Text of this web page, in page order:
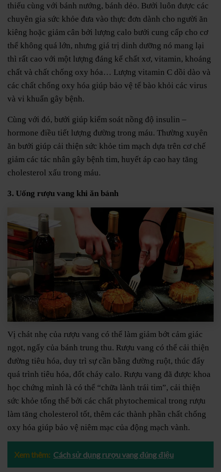
thiếu cùng với bánh nướng, bánh dẻo. Bưởi luôn được các
chuyên gia sức khỏe đưa vào thực đơn dành cho người ăn
kiêng hoặc giảm cân bởi lượng calo bưởi cung cấp cho cơ
thể không quá lớn, nhưng giá trị dinh dưỡng nó mang lại
thì rất cao với một lượng đáng kể chất xơ, vitamin, khoáng
chất và chất chống oxy hóa… Lượng vitamin C dồi dào và
các chất chống oxy hóa giúp bảo vệ tế bào khỏi các virus
và vi khuẩn gây bệnh.
Cùng với đó, bưởi giúp kiểm soát nồng độ insulin –
hormone điều tiết lượng đường trong máu. Thường xuyên
ăn bưởi giúp cải thiện sức khỏe tim mạch dựa trên cơ chế
giảm các tác nhân gây bệnh tim, huyết áp cao hay tăng
cholesterol xấu trong máu.
3. Uống rượu vang khi ăn bánh
Vị chát nhẹ của rượu vang có thể làm giảm bớt cảm giác
ngọt, ngấy của bánh trung thu. Rượu vang có thể cải thiện
đường tiêu hóa, duy trì sự cần bằng đường ruột, thúc đẩy
quá trình tiêu hóa, đốt cháy calo. Rượu vang đã được khoa
học chứng mình là có thể “chữa lành trái tim”, cải thiện
sức khỏe tổng thể bởi các chất phytochemical trong rượu
làm tăng cholesterol tốt, thêm các thành phần chất chống
oxy hóa giúp bảo vệ niêm mạc của động mạch vành.
Xem thêm: Cách sử dụng rượu vang đúng điệu